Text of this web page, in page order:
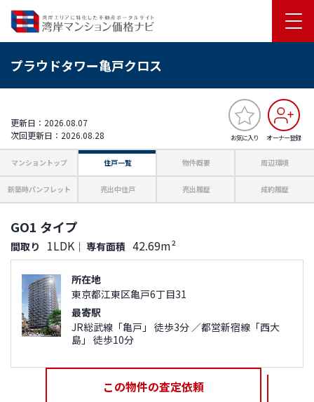
プラウドタワー亀戸クロス
お気に入り オーナー登録
更新日：2026.08.07
次回更新日：2026.08.28
マンショントップ 住戸一覧 物件概要 周辺環境
新築時パンフレット 売出中住戸 売出履歴 成約履歴
GO1 タイプ
間取り 1LDK ｜ 専有面積 42.69m²
所在地
東京都江東区亀戸6丁目31
最寄駅
JR総武線「亀戸」 徒歩3分 ／都営新宿線「西大
島」 徒歩10分
この物件の査定依頼